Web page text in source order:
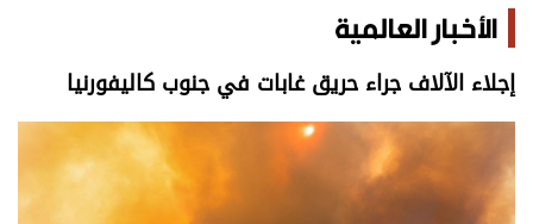
اقتصاد
الترفيه
التعليم والمعرفة
الأخبار العالمية
إجلاء الآلاف جراء حريق غابات في جنوب كاليفورنيا